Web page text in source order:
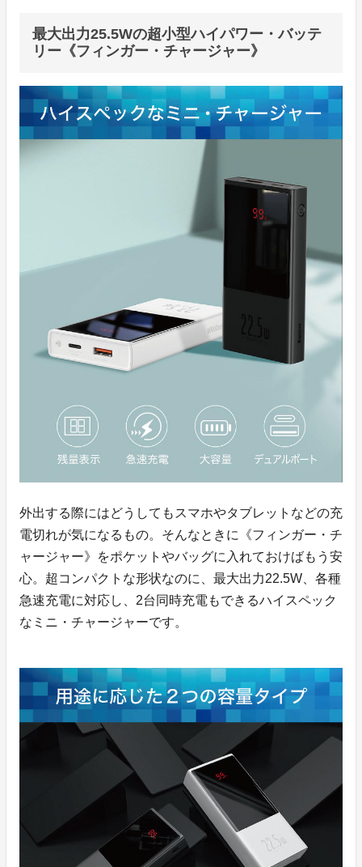
最大出力25.5Wの超小型ハイパワー・バッテ
リー《フィンガー・チャージャー》
外出する際にはどうしてもスマホやタブレットなどの充
電切れが気になるもの。そんなときに《フィンガー・チ
ャージャー》をポケットやバッグに入れておけばもう安
心。超コンパクトな形状なのに、最大出力22.5W、各種
急速充電に対応し、2台同時充電もできるハイスペック
なミニ・チャージャーです。